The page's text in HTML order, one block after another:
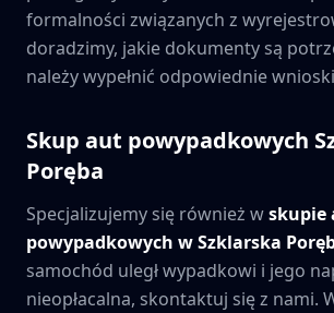
formalności związanych z
doradzimy, jakie dokumenty są
należy wypełnić odpowiednie
Skup aut powypadkowych
Poręba
Specjalizujemy się również wskupie
powypadkowych wSzklarska
samochód uległ wypadkowi i jego
nieopłacalna, skontaktuj się z nami.